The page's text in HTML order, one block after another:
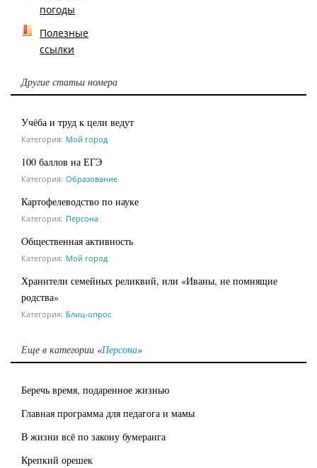
погоды
Полезные
ссылки
Другие статьи номера
Учёба и труд к цели ведут
Категория: Мой город
100 баллов на ЕГЭ
Категория: Образование
Картофелеводство по науке
Категория: Персона
Общественная активность
Категория: Мой город
Хранители семейных реликвий, или «Иваны, не помнящие
родства»
Категория: Блиц-опрос
Еще в категории «Персона»
Беречь время, подаренное жизнью
Главная программа для педагога и мамы
В жизни всё по закону бумеранга
Крепкий орешек